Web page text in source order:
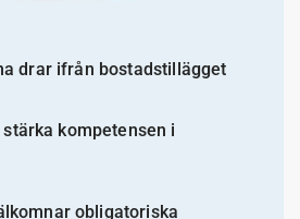
drar ifrån bostadstillägget
kompetensen i
obligatoriska